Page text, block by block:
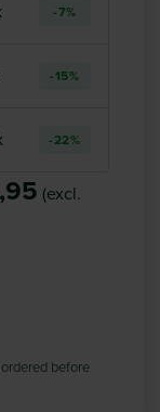
-7%
-15%
-22%
(excl.
before